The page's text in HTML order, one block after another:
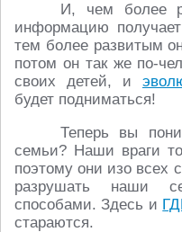
И, чем более
информацию
тем более развитым
потом он так же по-
своих детей, и
будет подниматься!
Теперь вы
семьи? Наши враги
поэтому они изо всех
разрушать наши
способами. Здесь и
стараются.